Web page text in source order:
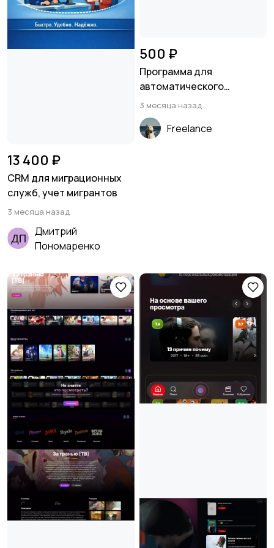
13 400 ₽
CRM для миграционных
служб, учет мигрантов
3 месяца назад
Дмитрий
Пономаренко
500 ₽
Программа для
автоматического
серфинга socpublic.com
3 месяца назад
Freelance